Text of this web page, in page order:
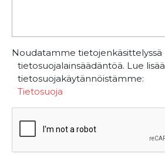
Noudatamme tietojenkäsittelyssä
tietosuojalainsäädäntöä. Lue lisää
tietosuojakäytännöistämme:
Tietosuoja